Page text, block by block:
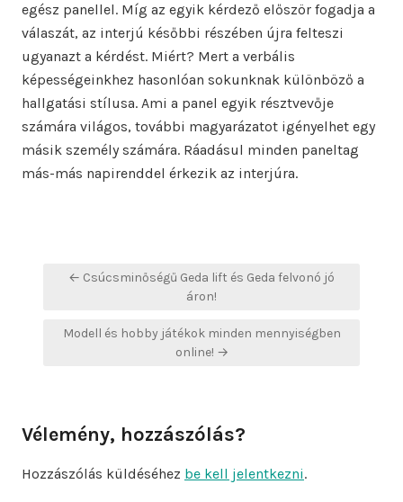
egész panellel. Míg az egyik kérdező először fogadja a
válaszát, az interjú későbbi részében újra felteszi
ugyanazt a kérdést. Miért? Mert a verbális
képességeinkhez hasonlóan sokunknak különböző a
hallgatási stílusa. Ami a panel egyik résztvevője
számára világos, további magyarázatot igényelhet egy
másik személy számára. Ráadásul minden paneltag
más-más napirenddel érkezik az interjúra.
Bejegyzés
← Csúcsminőségű Geda lift és Geda felvonó jó
áron!
Modell és hobby játékok minden mennyiségben
online! →
Vélemény, hozzászólás?
Hozzászólás küldéséhez be kell jelentkezni.